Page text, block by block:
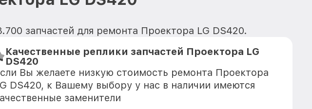
запчастей для ремонта Проектора LG DS420.
Качественные реплики запчастей Проектора LG
DS420
Вы желаете низкую стоимость ремонта Проектора
DS420, к Вашему выбору у нас в наличии имеются
заменители